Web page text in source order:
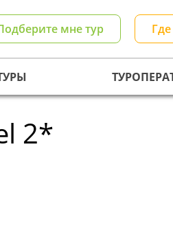
мне тур
2*